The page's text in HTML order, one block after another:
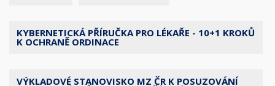
KYBERNETICKÁ PŘÍRUČKA PRO LÉKAŘE - 10+1 KROKŮ
K OCHRANĚ ORDINACE
VÝKLADOVÉ STANOVISKO MZ ČR K POSUZOVÁNÍ